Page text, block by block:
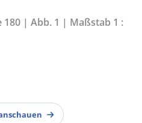
180 | Abb. 1 | Maßstab 1 :